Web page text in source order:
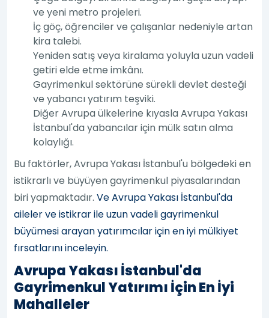
ve yeni metro projeleri.
İç göç, öğrenciler ve çalışanlar nedeniyle artan
kira talebi.
Yeniden satış veya kiralama yoluyla uzun vadeli
getiri elde etme imkânı.
Gayrimenkul sektörüne sürekli devlet desteği
ve yabancı yatırım teşviki.
Diğer Avrupa ülkelerine kıyasla Avrupa Yakası
İstanbul'da yabancılar için mülk satın alma
kolaylığı.
Bu faktörler, Avrupa Yakası İstanbul'u bölgedeki en
istikrarlı ve büyüyen gayrimenkul piyasalarından
biri yapmaktadır.Ve Avrupa Yakası İstanbul'da
aileler ve istikrar ile uzun vadeli gayrimenkul
büyümesi arayan yatırımcılar için en iyi mülkiyet
fırsatlarını inceleyin.
Avrupa Yakası İstanbul'da
Gayrimenkul Yatırımı İçin En İyi
Mahalleler